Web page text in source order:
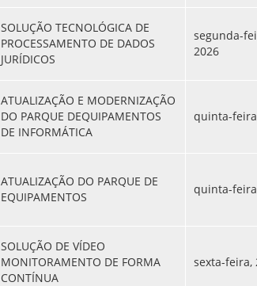
SOLUÇÃO TECNOLÓGICA DE
PROCESSAMENTO DE DADOS
JURÍDICOS
segunda-
2026
ATUALIZAÇÃO E MODERNIZAÇÃO
DO PARQUE DEQUIPAMENTOS
DE INFORMÁTICA
quinta-
ATUALIZAÇÃO DO PARQUE DE
EQUIPAMENTOS
quinta-
SOLUÇÃO DE VÍDEO
MONITORAMENTO DE FORMA
CONTÍNUA
sexta-feira,